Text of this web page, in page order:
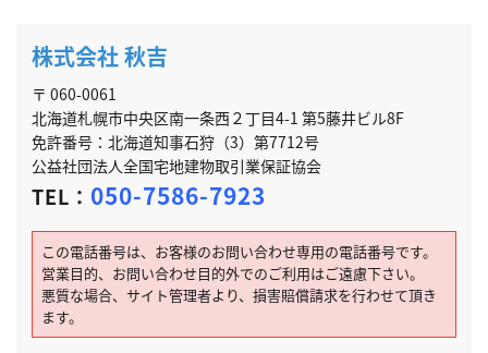
株式会社 秋吉
〒 060-0061
北海道札幌市中央区南一条西２丁目4-1 第5藤井ビル8F
免許番号：北海道知事石狩（3）第7712号
公益社団法人全国宅地建物取引業保証協会
TEL： 050-7586-7923
この電話番号は、お客様のお問い合わせ専用の電話番号です。
営業目的、お問い合わせ目的外でのご利用はご遠慮下さい。
悪質な場合、サイト管理者より、損害賠償請求を行わせて頂き
ます。